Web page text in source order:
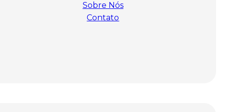
Sobre Nós
Contato